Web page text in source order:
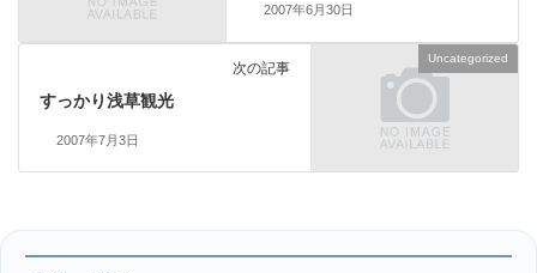
2007年6月30日
Uncategorized
次の記事
すっかり浅草観光
2007年7月3日